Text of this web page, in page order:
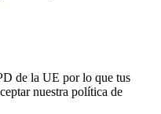
de la UE por lo que tus
nuestra política de